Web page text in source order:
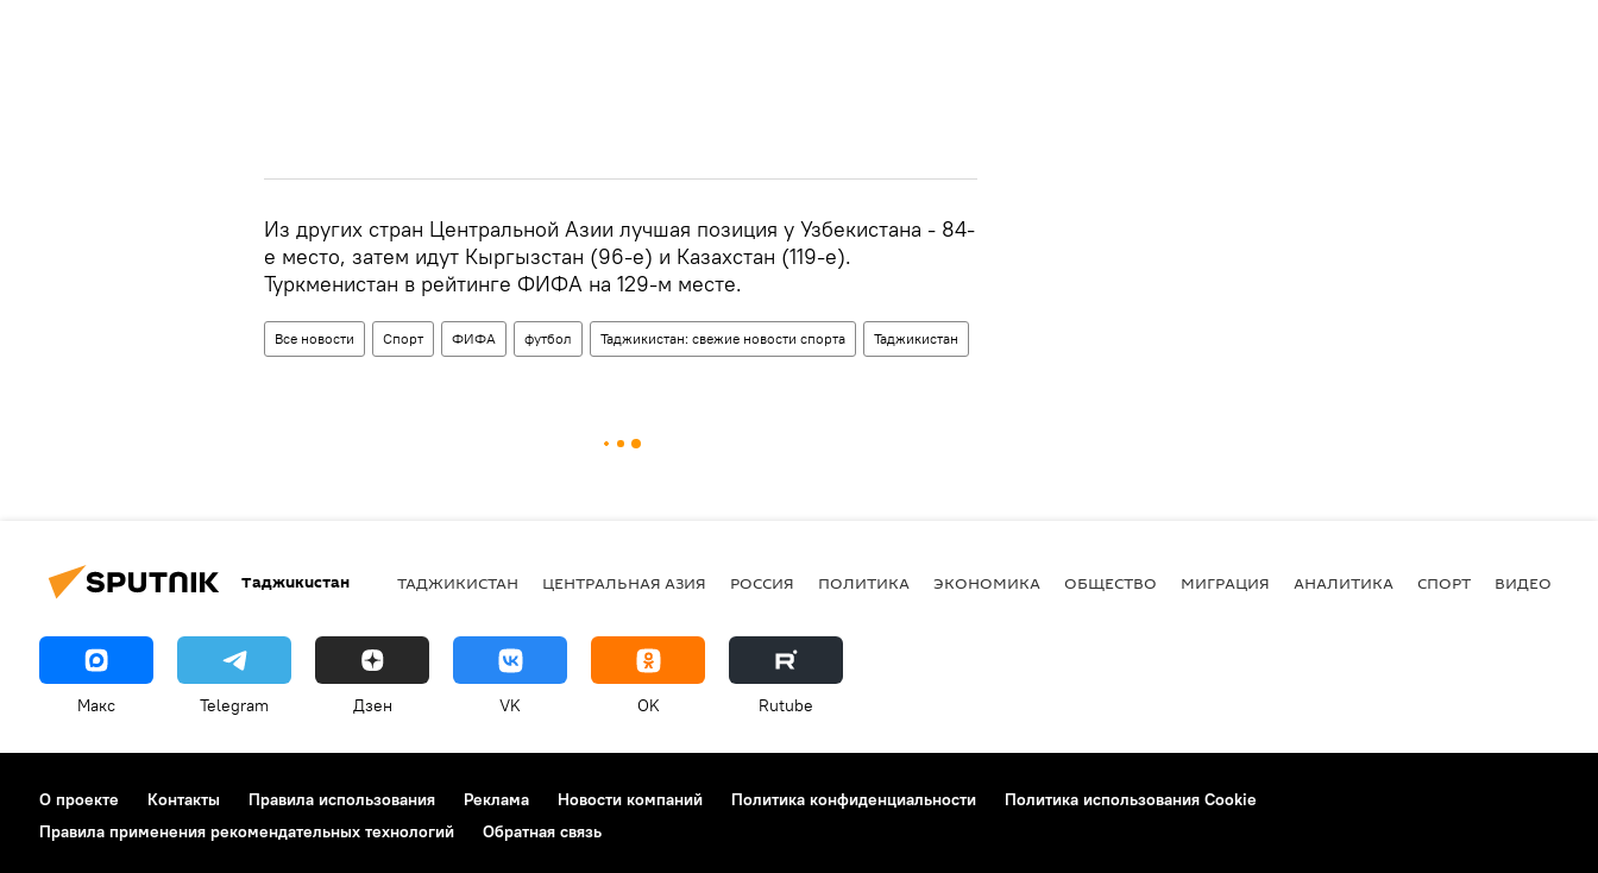
Из других стран Центральной Азии лучшая позиция у Узбекистана - 84-
е место, затем идут Кыргызстан (96-е) и Казахстан (119-е).
Туркменистан в рейтинге ФИФА на 129-м месте.
Все новости Спорт ФИФА футбол Таджикистан: свежие новости спорта Таджикистан
Таджикистан ТАДЖИКИСТАН ЦЕНТРАЛЬНАЯ АЗИЯ РОССИЯ ПОЛИТИКА ЭКОНОМИКА ОБЩЕСТВО МИГРАЦИЯ АНАЛИТИКА СПОРТ ВИДЕО
Макс Telegram Дзен VK OK Rutube
О проекте Контакты Правила использования Реклама Новости компаний Политика конфиденциальности
Политика использования Cookie
Правила применения рекомендательных технологий
Обратная связь